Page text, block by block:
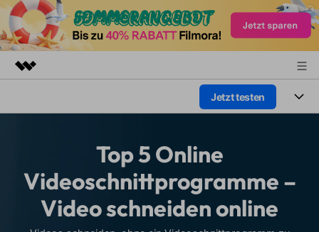
Lösungen
Presseraum
Jetzt testen
Funktionen
Video/Foto
Audio
Lösungen
Top 5 Online
Videoschnittprogramme –
Video schneiden online